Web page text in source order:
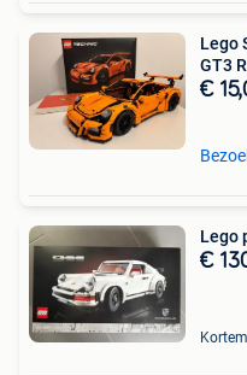
Lego
GT3
€
Lego
€